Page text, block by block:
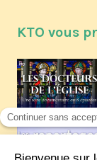
KTO vous